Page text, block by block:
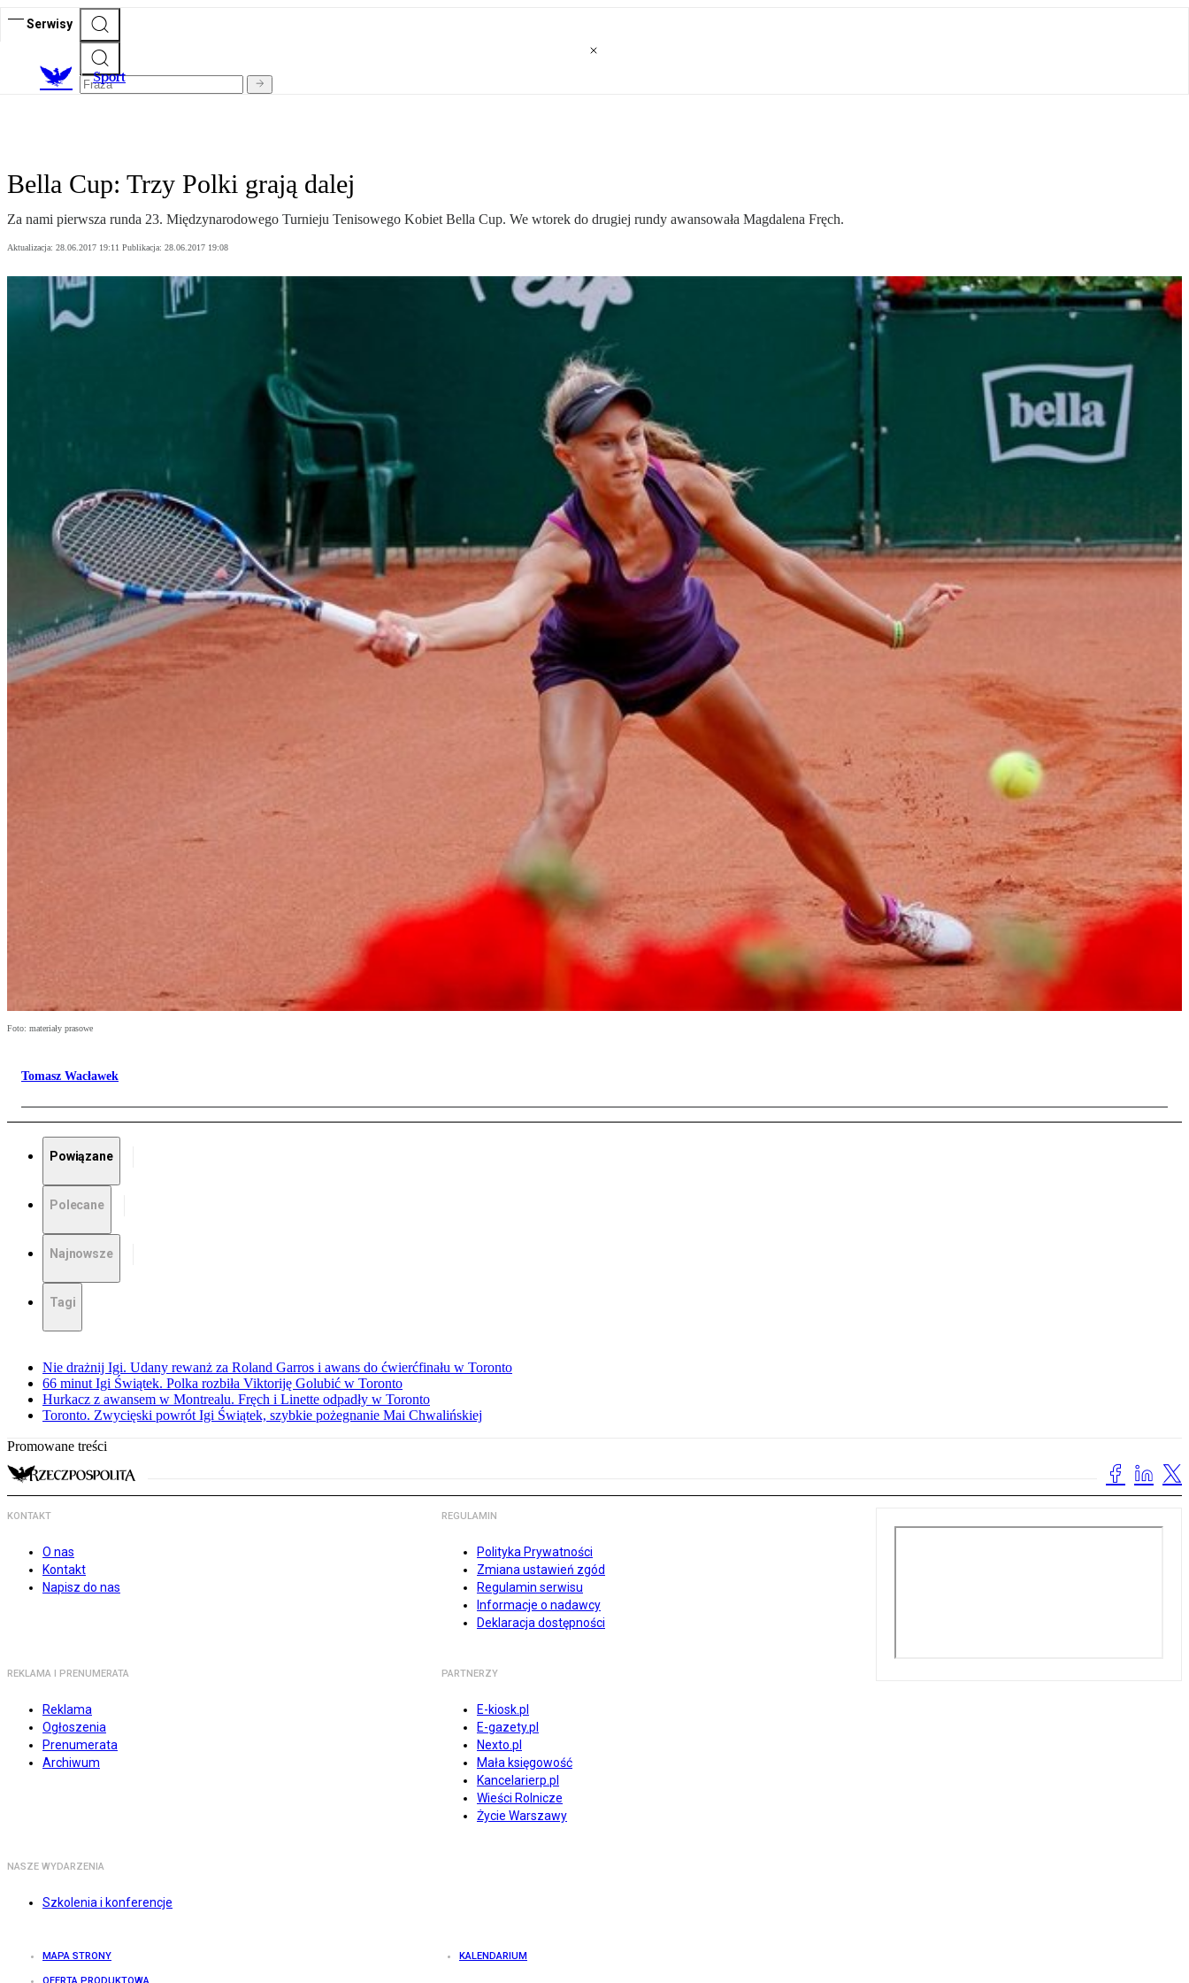
Serwisy
Sport
Bella Cup: Trzy Polki grają dalej
Za nami pierwsza runda 23. Międzynarodowego Turnieju Tenisowego Kobiet Bella Cup. We wtorek do drugiej rundy awansowała Magdalena Fręch.
Aktualizacja: 28.06.2017 19:11 Publikacja: 28.06.2017 19:08
Foto: materiały prasowe
Tomasz Wacławek
Powiązane
Polecane
Najnowsze
Tagi
Nie drażnij Igi. Udany rewanż za Roland Garros i awans do ćwierćfinału w Toronto
66 minut Igi Świątek. Polka rozbiła Viktoriję Golubić w Toronto
Hurkacz z awansem w Montrealu. Fręch i Linette odpadły w Toronto
Toronto. Zwycięski powrót Igi Świątek, szybkie pożegnanie Mai Chwalińskiej
Promowane treści
KONTAKT
O nas
Kontakt
Napisz do nas
REGULAMIN
Polityka Prywatności
Zmiana ustawień zgód
Regulamin serwisu
Informacje o nadawcy
Deklaracja dostępności
REKLAMA I PRENUMERATA
Reklama
Ogłoszenia
Prenumerata
Archiwum
PARTNERZY
E-kiosk.pl
E-gazety.pl
Nexto.pl
Mała księgowość
Kancelarierp.pl
Wieści Rolnicze
Życie Warszawy
NASZE WYDARZENIA
Szkolenia i konferencje
MAPA STRONY KALENDARIUM